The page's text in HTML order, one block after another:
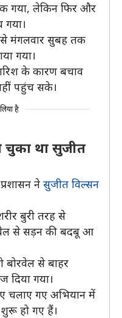
गया, लेकिन फिर और
से मंगलवार सुबह तक
गया।
के कारण बचाव
पहुंच सके।
है
चुका था सुजीत
ने सुजीत विल्सन
बुरी तरह से
से सड़न की बदबू आ
से बाहर
दिया गया।
चलाए गए अभियान में
हो गए हैं।